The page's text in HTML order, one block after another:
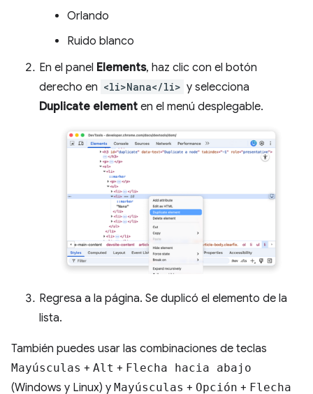
Orlando
Ruido blanco
En el panel Elements, haz clic con el botón
derecho en <li>Nana</li> y selecciona
Duplicate element en el menú desplegable.
Regresa a la página. Se duplicó el elemento de la
lista.
También puedes usar las combinaciones de teclas
Mayúsculas + Alt + Flecha hacia abajo
(Windows y Linux) y Mayúsculas + Opción + Flecha